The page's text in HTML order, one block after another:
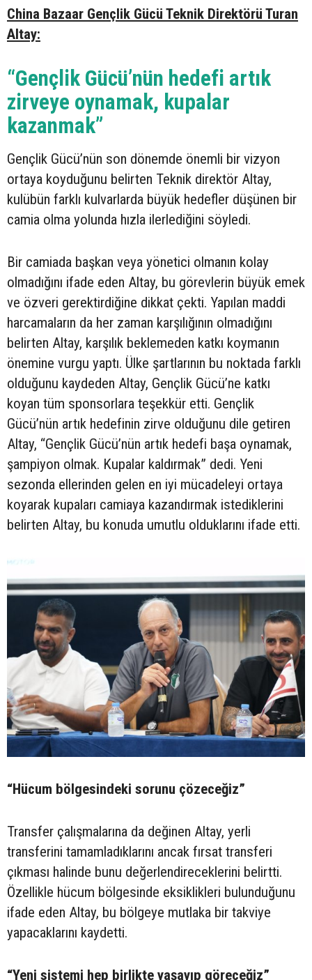
China Bazaar Gençlik Gücü Teknik Direktörü Turan
Altay:
“Gençlik Gücü’nün hedefi artık
zirveye oynamak, kupalar
kazanmak”
Gençlik Gücü’nün son dönemde önemli bir vizyon
ortaya koyduğunu belirten Teknik direktör Altay,
kulübün farklı kulvarlarda büyük hedefler düşünen bir
camia olma yolunda hızla ilerlediğini söyledi.
Bir camiada başkan veya yönetici olmanın kolay
olmadığını ifade eden Altay, bu görevlerin büyük emek
ve özveri gerektirdiğine dikkat çekti. Yapılan maddi
harcamaların da her zaman karşılığının olmadığını
belirten Altay, karşılık beklemeden katkı koymanın
önemine vurgu yaptı. Ülke şartlarının bu noktada farklı
olduğunu kaydeden Altay, Gençlik Gücü’ne katkı
koyan tüm sponsorlara teşekkür etti. Gençlik
Gücü’nün artık hedefinin zirve olduğunu dile getiren
Altay, “Gençlik Gücü’nün artık hedefi başa oynamak,
şampiyon olmak. Kupalar kaldırmak” dedi. Yeni
sezonda ellerinden gelen en iyi mücadeleyi ortaya
koyarak kupaları camiaya kazandırmak istediklerini
belirten Altay, bu konuda umutlu olduklarını ifade etti.
“Hücum bölgesindeki sorunu çözeceğiz”
Transfer çalışmalarına da değinen Altay, yerli
transferini tamamladıklarını ancak fırsat transferi
çıkması halinde bunu değerlendireceklerini belirtti.
Özellikle hücum bölgesinde eksiklikleri bulunduğunu
ifade eden Altay, bu bölgeye mutlaka bir takviye
yapacaklarını kaydetti.
“Yeni sistemi hep birlikte yaşayıp göreceğiz”